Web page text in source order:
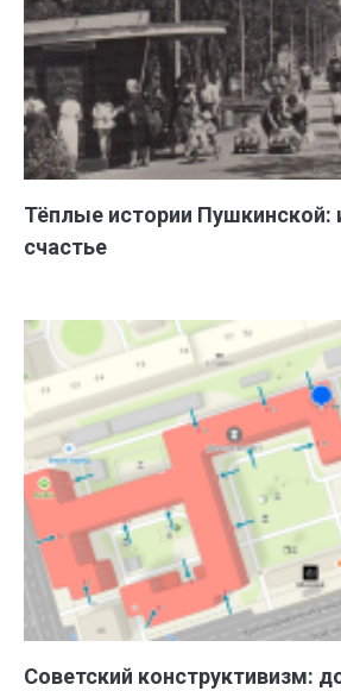
Тёплые истории Пушкинской:
счастье
Советский конструктивизм: